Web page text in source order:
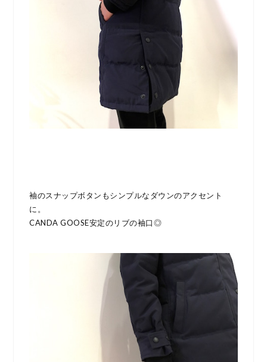
袖のスナップボタンもシンプルなダウンのアクセント
に。
CANDA GOOSE安定のリブの袖口◎